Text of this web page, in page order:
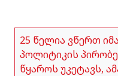
25 წელია ვწერთ
პოლიტიკის
წყაროს უკეტავს,